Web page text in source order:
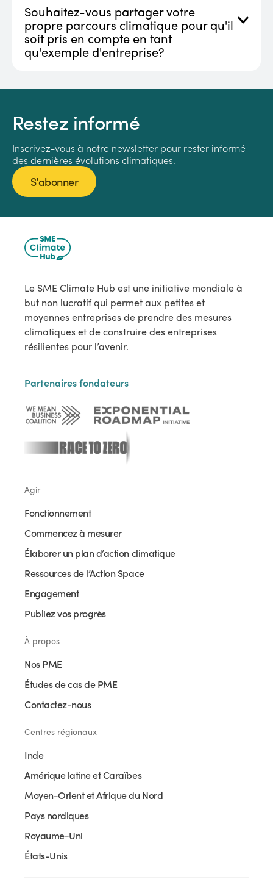
Souhaitez-vous partager votre
propre parcours climatique pour qu'il
soit pris en compte en tant
qu'exemple d'entreprise?
considération pour des études de cas, des campagnes
parole à des événements clés.
PARTAGEZ VOTRE HISTOIRE
Restez informé
Inscrivez-vous à notre newsletter pour rester informé
des dernières évolutions climatiques.
S’abonner
Le SME Climate Hub est une initiative mondiale à
but non lucratif qui permet aux petites et
moyennes entreprises de prendre des mesures
climatiques et de construire des entreprises
résilientes pour l’avenir.
Partenaires fondateurs
Agir
Fonctionnement
Commencez à mesurer
Élaborer un plan d’action climatique
Ressources de l’Action Space
Engagement
Publiez vos progrès
À propos
Nos PME
Études de cas de PME
Contactez-nous
Centres régionaux
Inde
Amérique latine et Caraïbes
Moyen-Orient et Afrique du Nord
Pays nordiques
Royaume-Uni
États-Unis